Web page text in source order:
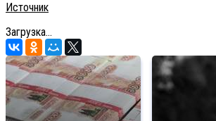
Источник
Загрузка...